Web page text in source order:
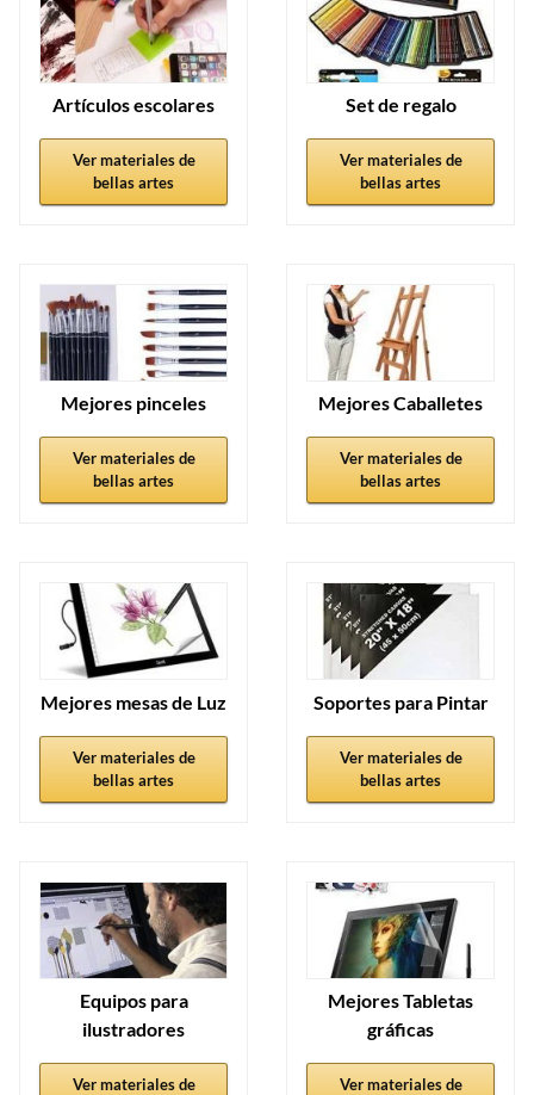
Artículos escolares
Ver materiales de
bellas artes
Set de regalo
Ver materiales de
bellas artes
Mejores pinceles
Ver materiales de
bellas artes
Mejores Caballetes
Ver materiales de
bellas artes
Mejores mesas de Luz
Ver materiales de
bellas artes
Soportes para Pintar
Ver materiales de
bellas artes
Equipos para
ilustradores
Ver materiales de
Mejores Tabletas
gráficas
Ver materiales de